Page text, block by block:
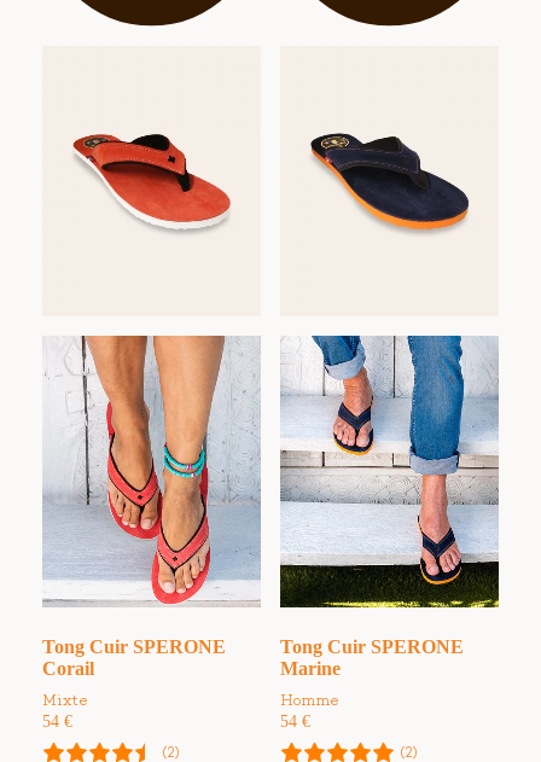
Tong Cuir SPERONE
Corail
Mixte
54 €
(2)
Tong Cuir SPERONE
Marine
Homme
54 €
(2)